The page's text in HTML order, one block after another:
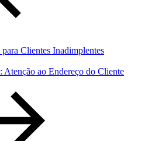
Clientes Inadimplentes
Atenção ao Endereço do Cliente